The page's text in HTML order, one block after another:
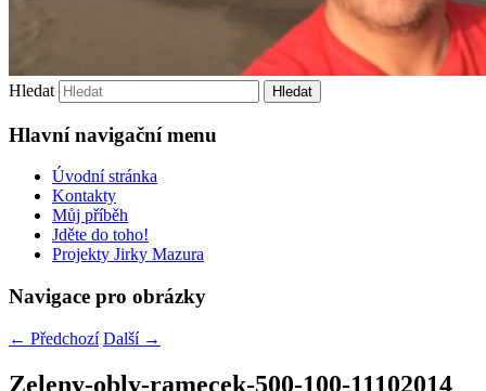
Hledat
Hlavní navigační menu
Úvodní stránka
Kontakty
Můj příběh
Jděte do toho!
Projekty Jirky Mazura
Navigace pro obrázky
← Předchozí Další →
Zeleny-obly-ramecek-500-100-11102014